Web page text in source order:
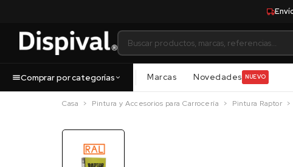
Comprar por categorías Marcas Novedades NUEVO
Casa Pintura y Accesorios para Carrocería Pintura Raptor